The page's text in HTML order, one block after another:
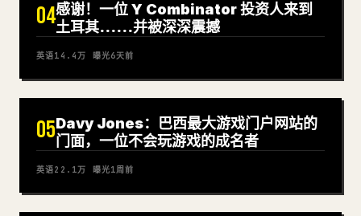
04感谢！一位 Y Combinator 投资人来到
土耳其……并被深深震撼
英语14.4万 曝光6天前
05Davy Jones：巴西最大游戏门户网站的
门面，一位不会玩游戏的成名者
英语22.1万 曝光1周前